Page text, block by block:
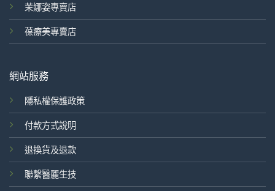
茉娜姿專賣店
葆療美專賣店
網站服務
隱私權保護政策
付款方式說明
退換貨及退款
聯繫醫麗生技